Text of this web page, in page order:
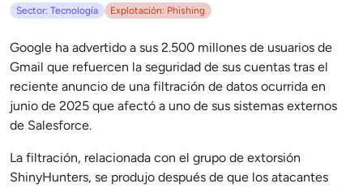
Sector: Tecnología Explotación: Phishing
Google ha advertido a sus 2.500 millones de usuarios de
Gmail que refuercen la seguridad de sus cuentas tras el
reciente anuncio de una filtración de datos ocurrida en
junio de 2025 que afectó a uno de sus sistemas externos
de Salesforce.
La filtración, relacionada con el grupo de extorsión
ShinyHunters, se produjo después de que los atacantes